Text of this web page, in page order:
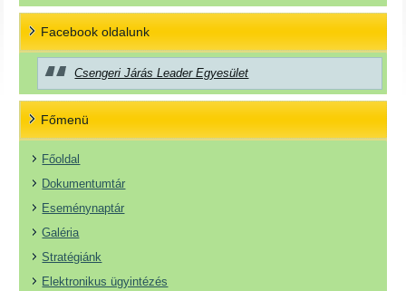
Facebook oldalunk
Csengeri Járás Leader Egyesület
Főmenü
Főoldal
Dokumentumtár
Eseménynaptár
Galéria
Stratégiánk
Elektronikus ügyintézés